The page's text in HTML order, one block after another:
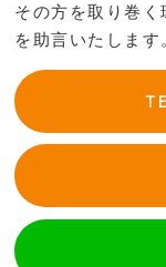
その方を取り巻
を助言いたします